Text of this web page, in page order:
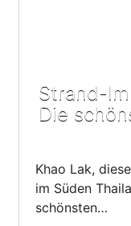
Strand-
Die
Khao Lak,
im Süden
schönsten…